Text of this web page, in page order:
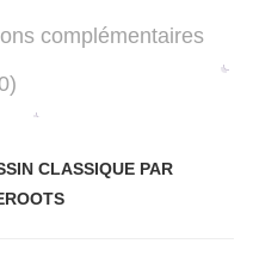
complémentaires
CLASSIQUE PAR